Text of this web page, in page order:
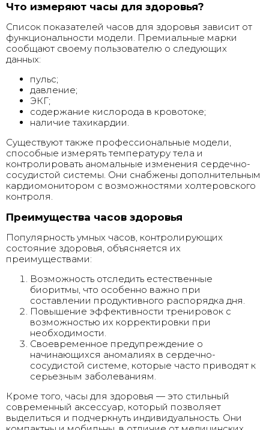
Что измеряют часы для здоровья?
Список показателей часов для здоровья зависит от
функциональности модели. Премиальные марки
сообщают своему пользователю о следующих
данных:
пульс;
давление;
ЭКГ;
содержание кислорода в кровотоке;
наличие тахикардии.
Существуют также профессиональные модели,
способные измерять температуру тела и
контролировать аномальные изменения сердечно-
сосудистой системы. Они снабжены дополнительным
кардиомонитором с возможностями холтеровского
контроля.
Преимущества часов здоровья
Популярность умных часов, контролирующих
состояние здоровья, объясняется их
преимуществами:
Возможность отследить естественные
биоритмы, что особенно важно при
составлении продуктивного распорядка дня.
Повышение эффективности тренировок с
возможностью их корректировки при
необходимости.
Своевременное предупреждение о
начинающихся аномалиях в сердечно-
сосудистой системе, которые часто приводят к
серьезным заболеваниям.
Кроме того, часы для здоровья — это стильный
современный аксессуар, который позволяет
выделиться и подчеркнуть индивидуальность. Они